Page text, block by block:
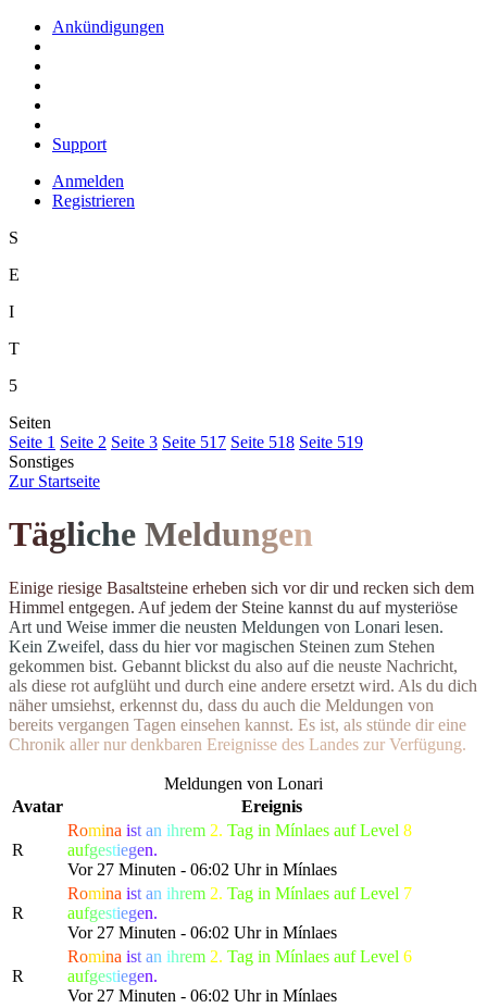
Ankündigungen
Support
Anmelden
Registrieren
S
E
I
T
5
Seiten
Seite 1 Seite 2 Seite 3 Seite 517 Seite 518 Seite 519
Sonstiges
Zur Startseite
Tägliche Meldungen
Einige riesige Basaltsteine erheben sich vor dir und recken sich dem
Himmel entgegen. Auf jedem der Steine kannst du auf mysteriöse
Art und Weise immer die neusten Meldungen von Lonari lesen.
Kein Zweifel, dass du hier vor magischen Steinen zum Stehen
gekommen bist. Gebannt blickst du also auf die neuste Nachricht,
als diese rot aufglüht und durch eine andere ersetzt wird. Als du dich
näher umsiehst, erkennst du, dass du auch die Meldungen von
bereits vergangen Tagen einsehen kannst. Es ist, als stünde dir eine
Chronik aller nur denkbaren Ereignisse des Landes zur Verfügung.
Meldungen von Lonari
Avatar
Ereignis
R
Romina ist an ihrem 2. Tag in Mínlaes auf Level 8
aufgestiegen.
Vor 27 Minuten - 06:02 Uhr in Mínlaes
R
Romina ist an ihrem 2. Tag in Mínlaes auf Level 7
aufgestiegen.
Vor 27 Minuten - 06:02 Uhr in Mínlaes
R
Romina ist an ihrem 2. Tag in Mínlaes auf Level 6
aufgestiegen.
Vor 27 Minuten - 06:02 Uhr in Mínlaes